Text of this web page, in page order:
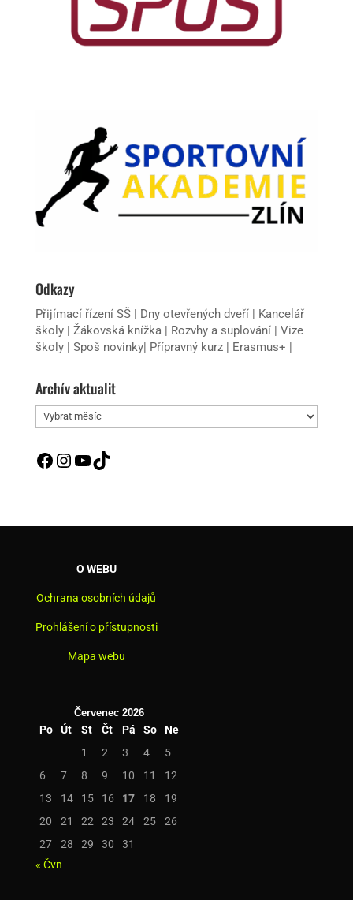
Odkazy
Přijímací řízení SŠ| Dny otevřených dveří| Kancelář
školy| Žákovská knížka| Rozvhy a suplování | Vize
školy | Spoš novinky| Přípravný kurz| Erasmus+ |
Archív aktualit
Archív
aktualit
Facebook
Instagram
YouTube
TikTok
O WEBU
Ochrana osobních údajů
Prohlášení o přístupnosti
Mapa webu
Červenec 2026
Po Út St Čt Pá So
Ne
1
2 3 4
5
6
7 8 9 10 11
12
13
14 15 16 17 18
19
20
21 22 23 24 25
26
27
28 29 30
31
« Čvn